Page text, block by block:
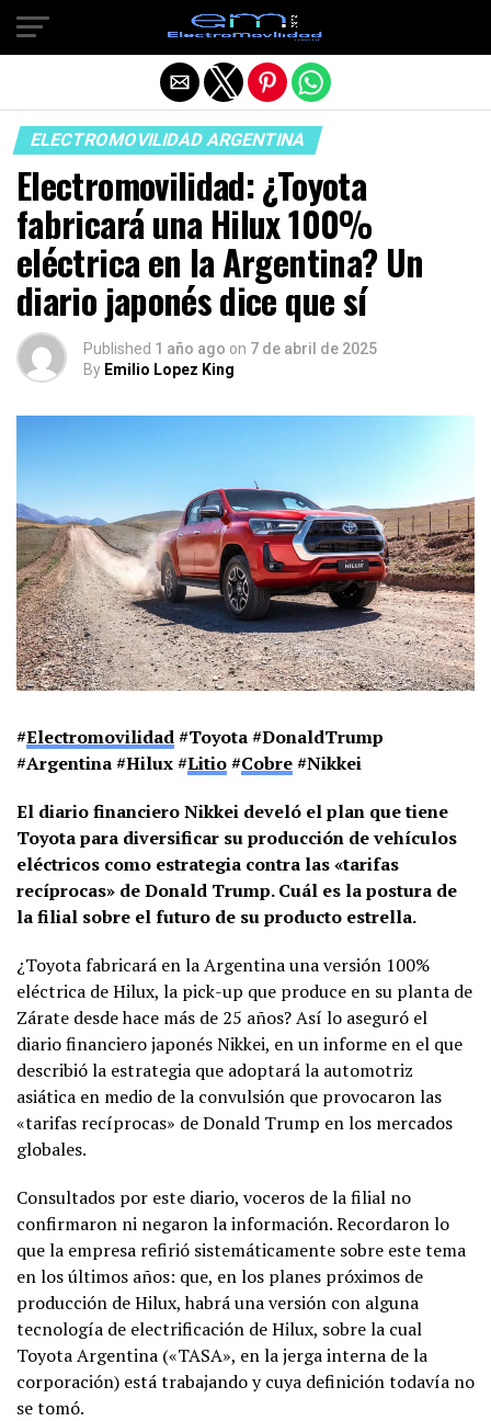
ELECTROMOVILIDAD ARGENTINA
Electromovilidad: ¿Toyota
fabricará una Hilux 100%
eléctrica en la Argentina? Un
diario japonés dice que sí
Published 1 año ago on 7 de abril de 2025
By Emilio Lopez King
#Electromovilidad#Toyota #DonaldTrump
#Argentina #Hilux #Litio#Cobre#Nikkei
El diario financiero Nikkei develó el plan que tiene
Toyota para diversificar su producción de vehículos
eléctricos como estrategia contra las «tarifas
recíprocas» de Donald Trump. Cuál es la postura de
la filial sobre el futuro de su producto estrella.
¿Toyota fabricará en la Argentina una versión 100%
eléctrica de Hilux, la pick-up que produce en su planta de
Zárate desde hace más de 25 años? Así lo aseguró el
diario financiero japonés Nikkei, en un informe en el que
describió la estrategia que adoptará la automotriz
asiática en medio de la convulsión que provocaron las
«tarifas recíprocas» de Donald Trump en los mercados
globales.
Consultados por este diario, voceros de la filial no
confirmaron ni negaron la información. Recordaron lo
que la empresa refirió sistemáticamente sobre este tema
en los últimos años: que, en los planes próximos de
producción de Hilux, habrá una versión con alguna
tecnología de electrificación de Hilux, sobre la cual
Toyota Argentina («TASA», en la jerga interna de la
corporación) está trabajando y cuya definición todavía no
se tomó.
Salir de la versión móvil